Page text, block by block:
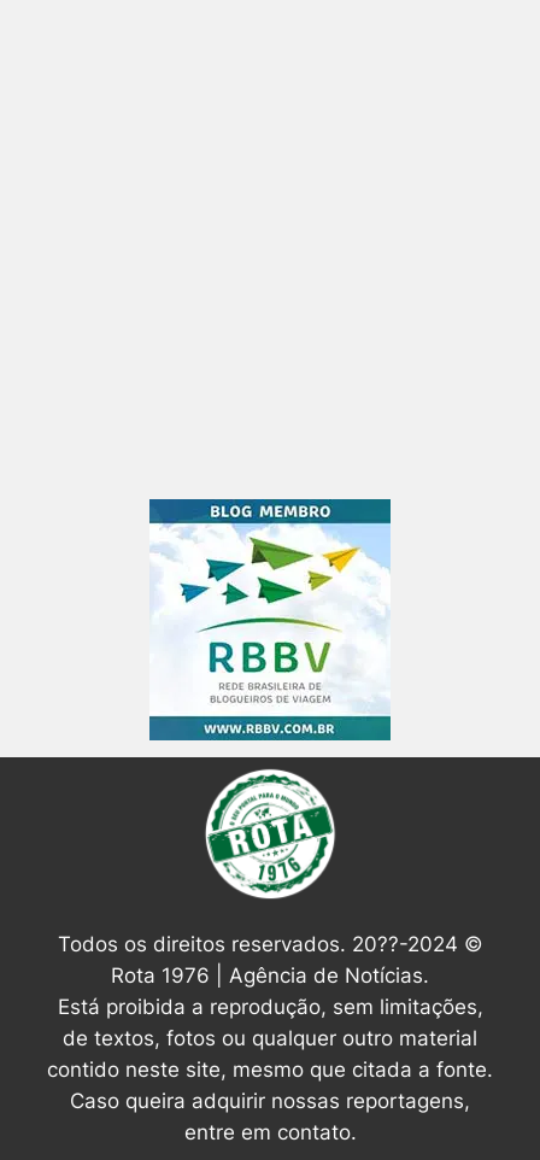
Todos os direitos reservados. 20??-2024 ©
Rota 1976 | Agência de Notícias.
Está proibida a reprodução, sem limitações,
de textos, fotos ou qualquer outro material
contido neste site, mesmo que citada a fonte.
Caso queira adquirir nossas reportagens,
entre em contato.